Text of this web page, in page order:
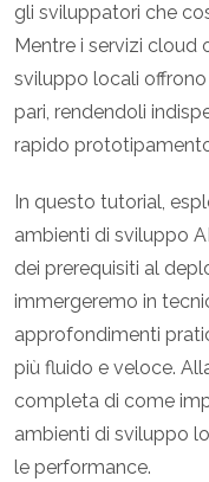
gli sviluppatori che
Mentre i servizi cloud
sviluppo locali
pari, rendendoli
rapido
In questo tutorial,
ambienti di sviluppo
dei prerequisiti al
immergeremo in
approfondimenti
più fluido e veloce.
completa di come
ambienti di sviluppo
le performance.